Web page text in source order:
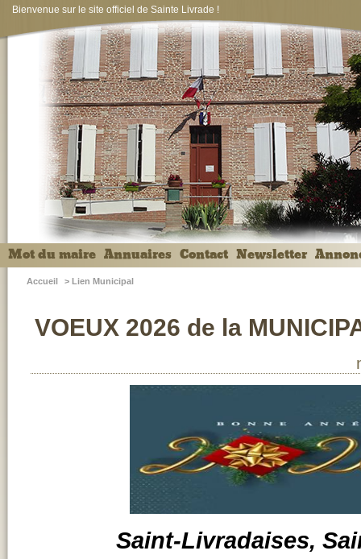
Bienvenue sur le site officiel de Sainte Livrade !
Mot du maire Annuaires Contact Newsletter
Accueil > Lien Municipal
VOEUX 2026 de la
Saint-Livradaises,